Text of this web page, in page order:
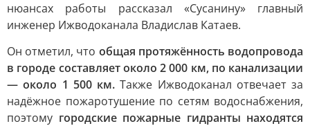
нюансах работы рассказал «Сусанину» главный
инженер Ижводоканала Владислав Катаев.
Он отметил, что общая протяжённость водопровода
в городе составляет около 2 000 км, по канализации
— около 1 500 км. Также Ижводоканал отвечает за
надёжное пожаротушение по сетям водоснабжения,
поэтому городские пожарные гидранты находятся